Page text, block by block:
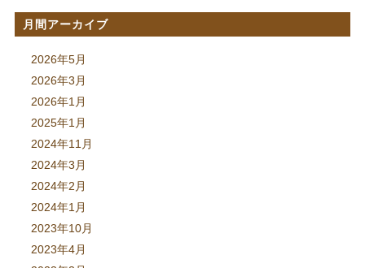
月間アーカイブ
2026年5月
2026年3月
2026年1月
2025年1月
2024年11月
2024年3月
2024年2月
2024年1月
2023年10月
2023年4月